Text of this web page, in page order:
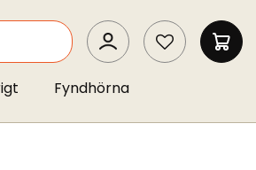
SEARCH
MIN
Fyndhörna